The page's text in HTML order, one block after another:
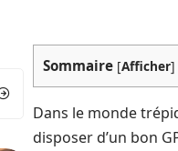
Sommaire [Afficher]
Dans le monde
disposer d’un bon